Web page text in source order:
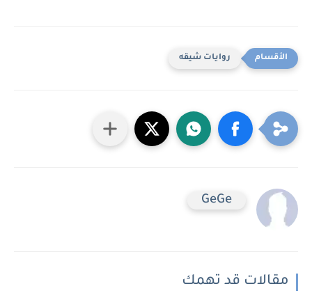
روايات شيقه
GeGe
مقالات قد تهمك